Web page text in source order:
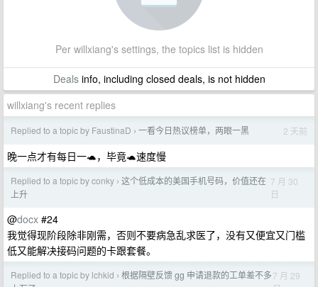
Per willxiang's settings, the topics list is hidden
Dealsinfo, including closed deals, is not hidden
willxiang's recent replies
Replied to a topic by FaustinaD › 一看今日热议榜单，两眼一黑 2 天前
晚一点才有每日一🐢，毕竟🐢速度慢
Replied to a topic by conky › 这个低成本的美国手机号码，价值还在
上升
7 月 30
日
@docx #24
我觉得现阶段除非刚需，否则不要病急乱求医了，没有又便宜又门槛
低又能解决接码问题的卡跟套餐。
Replied to a topic by lchkid › 根据隔壁反馈 gg 申请退款的工单差不多7 月 29